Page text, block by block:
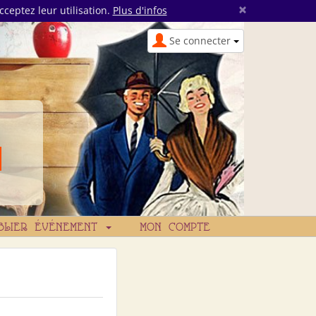
leur utilisation. Plus d'infos ×
Se connecter
ÉVÉNEMENT MON COMPTE